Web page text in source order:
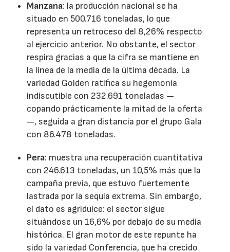
Manzana: la producción nacional se ha
situado en 500.716 toneladas, lo que
representa un retroceso del 8,26% respecto
al ejercicio anterior. No obstante, el sector
respira gracias a que la cifra se mantiene en
la línea de la media de la última década. La
variedad Golden ratifica su hegemonía
indiscutible con 232.691 toneladas —
copando prácticamente la mitad de la oferta
—, seguida a gran distancia por el grupo Gala
con 86.478 toneladas.
Pera: muestra una recuperación cuantitativa
con 246.613 toneladas, un 10,5% más que la
campaña previa, que estuvo fuertemente
lastrada por la sequía extrema. Sin embargo,
el dato es agridulce: el sector sigue
situándose un 16,6% por debajo de su media
histórica. El gran motor de este repunte ha
sido la variedad Conferencia, que ha crecido